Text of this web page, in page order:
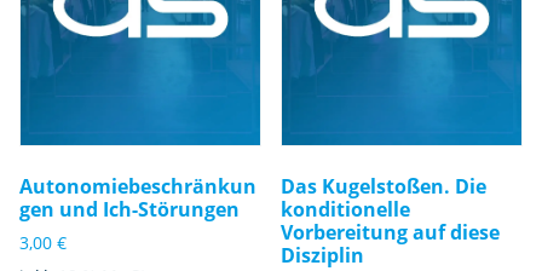
Autonomiebeschränkun
gen und Ich-Störungen
3,00 €
Das Kugelstoßen. Die
konditionelle
Vorbereitung auf diese
Disziplin